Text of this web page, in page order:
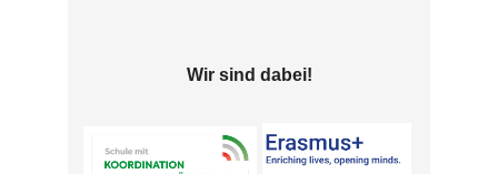
Wir sind dabei!